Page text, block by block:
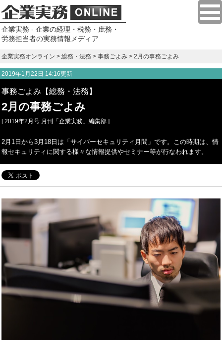
企業実務 - 企業の経理・税務・庶務・
労務担当者の実務情報メディア
企業実務オンライン > 総務・法務 > 事務ごよみ > 2月の事務ごよみ
2019年1月22日 14:16更新
事務ごよみ【総務・法務】
2月の事務ごよみ
[ 2019年2月号 月刊「企業実務」編集部 ]
2月1日から3月18日は「サイバーセキュリティ月間」です。この時期は、情
報セキュリティに関する様々な情報提供やセミナー等が行なわれます。